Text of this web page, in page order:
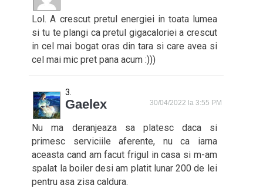
Lol. A crescut pretul energiei in toata lumea
si tu te plangi ca pretul gigacaloriei a crescut
in cel mai bogat oras din tara si care avea si
cel mai mic pret pana acum :)))
Gaelex 30/04/2022 la 3:55 PM
Nu ma deranjeaza sa platesc daca si
primesc serviciile aferente, nu ca iarna
aceasta cand am facut frigul in casa si m-am
spalat la boiler desi am platit lunar 200 de lei
pentru asa zisa caldura.